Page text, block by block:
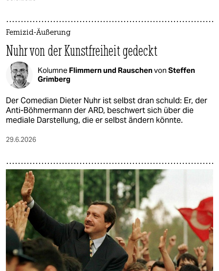
Femizid-Äußerung
Nuhr von der Kunstfreiheit gedeckt
Kolumne Flimmern und Rauschenvon Steffen
Grimberg
Der Comedian Dieter Nuhr ist selbst dran schuld: Er, der
Anti-Böhmermann der ARD, beschwert sich über die
mediale Darstellung, die er selbst ändern könnte.
29.6.2026